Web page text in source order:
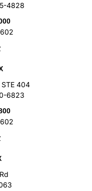
4828
STE 404
6823